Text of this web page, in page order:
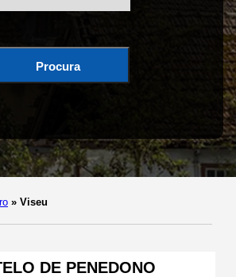
Procura
» Viseu
DE PENEDONO